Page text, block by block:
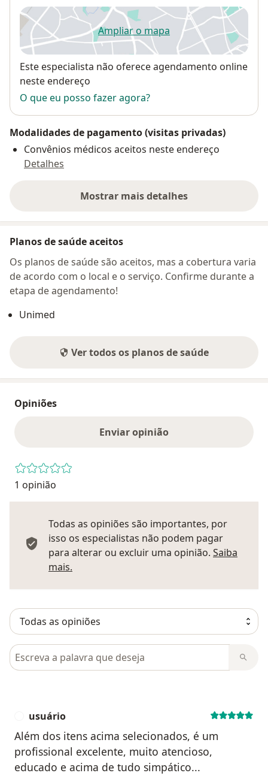
Ampliar o mapaabre num novo separador
Disponibilidade
Este especialista não oferece agendamento online
neste endereço
O que eu posso fazer agora?
Modalidades de pagamento (visitas privadas)
Convênios médicos aceitos neste endereço
Detalhes
Mostrar mais detalhes
sobre o endereço
Planos de saúde aceitos
Os planos de saúde são aceitos, mas a cobertura varia
de acordo com o local e o serviço. Confirme durante a
etapa de agendamento!
Unimed
Ver todos os planos de saúde
Opiniões
Enviar opinião
1 opinião
Todas as opiniões são importantes, por
isso os especialistas não podem pagar
para alterar ou excluir uma opinião. Saiba
mais.
Pesquisar em opiniões
usuário
Além dos itens acima selecionados, é um
profissional excelente, muito atencioso,
educado e acima de tudo simpático...